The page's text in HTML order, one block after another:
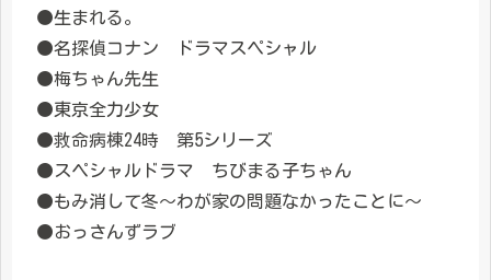
●生まれる。
●名探偵コナン ドラマスペシャル
●梅ちゃん先生
●東京全力少女
●救命病棟24時 第5シリーズ
●スペシャルドラマ ちびまる子ちゃん
●もみ消して冬～わが家の問題なかったことに～
●おっさんずラブ